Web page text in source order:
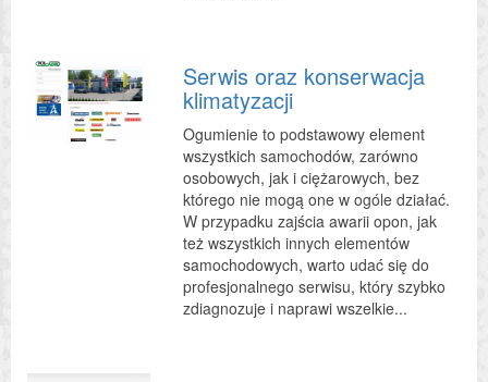
Serwis oraz konserwacja
klimatyzacji
Ogumienie to podstawowy element
wszystkich samochodów, zarówno
osobowych, jak i ciężarowych, bez
którego nie mogą one w ogóle działać.
W przypadku zajścia awarii opon, jak
też wszystkich innych elementów
samochodowych, warto udać się do
profesjonalnego serwisu, który szybko
zdiagnozuje i naprawi wszelkie...